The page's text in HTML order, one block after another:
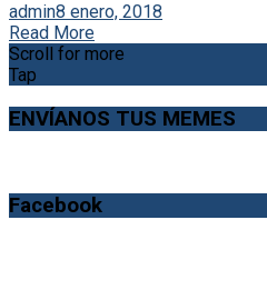
admin8 enero, 2018
Read More
Scroll for more
Tap
ENVÍANOS TUS MEMES
Facebook